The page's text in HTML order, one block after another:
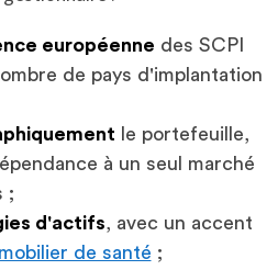
européenne des SCPI
de pays d'implantation
le portefeuille,
à un seul marché
;
d'actifs , avec un accent
de santé ;